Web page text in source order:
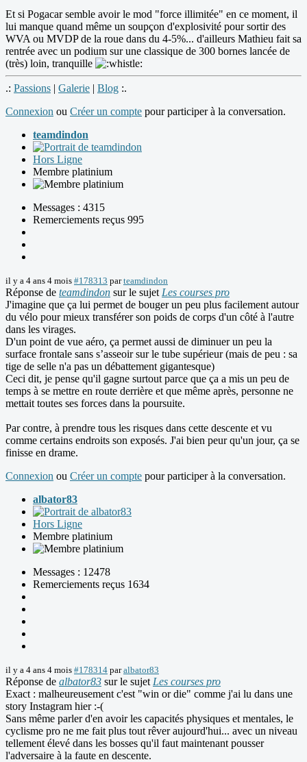
Et si Pogacar semble avoir le mod "force illimitée" en ce moment, il
lui manque quand même un soupçon d'explosivité pour sortir des
WVA ou MVDP de la roue dans du 4-5%... d'ailleurs Mathieu fait sa
rentrée avec un podium sur une classique de 300 bornes lancée de
(très) loin, tranquille
.: Passions | Galerie | Blog :.
Connexion ou Créer un compte pour participer à la conversation.
teamdindon
Hors Ligne
Membre platinium
Messages : 4315
Remerciements reçus 995
il y a 4 ans 4 mois #178313 parteamdindon
Réponse de teamdindon sur le sujet Les courses pro
J'imagine que ça lui permet de bouger un peu plus facilement autour
du vélo pour mieux transférer son poids de corps d'un côté à l'autre
dans les virages.
D'un point de vue aéro, ça permet aussi de diminuer un peu la
surface frontale sans s’asseoir sur le tube supérieur (mais de peu : sa
tige de selle n'a pas un débattement gigantesque)
Ceci dit, je pense qu'il gagne surtout parce que ça a mis un peu de
temps à se mettre en route derrière et que même après, personne ne
mettait toutes ses forces dans la poursuite.
Par contre, à prendre tous les risques dans cette descente et vu
comme certains endroits son exposés. J'ai bien peur qu'un jour, ça se
finisse en drame.
Connexion ou Créer un compte pour participer à la conversation.
albator83
Hors Ligne
Membre platinium
Messages : 12478
Remerciements reçus 1634
il y a 4 ans 4 mois #178314 paralbator83
Réponse de albator83 sur le sujet Les courses pro
Exact : malheureusement c'est "win or die" comme j'ai lu dans une
story Instagram hier :-(
Sans même parler d'en avoir les capacités physiques et mentales, le
cyclisme pro ne me fait plus tout rêver aujourd'hui... avec un niveau
tellement élevé dans les bosses qu'il faut maintenant pousser
l'adversaire à la faute en descente.